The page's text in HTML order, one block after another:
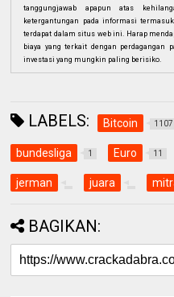
tanggungjawab apapun atas
ketergantungan pada informasi
terdapat dalam situs web ini. Harap
biaya yang terkait dengan perdagangan
investasi yang mungkin paling berisiko.
LABELS: Bitcoin 1107
bundesliga 1 Euro 11
jerman juara
BAGIKAN: